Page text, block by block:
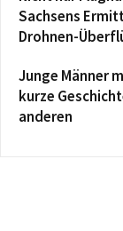
Sachsens
Drohnen-
Junge Männer
kurze
anderen